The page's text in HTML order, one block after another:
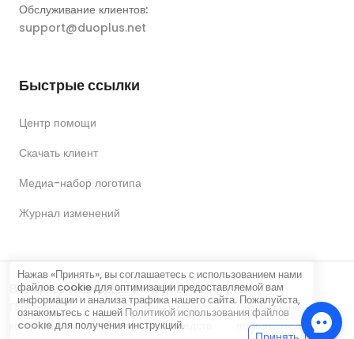
Обслуживание клиентов:
support@duoplus.net
Быстрые ссылки
Центр помощи
Скачать клиент
Медиа-набор логотипа
Журнал изменений
Все права защищены © DUOPLUS PTE. LTD.
Политика
конфиденциальности
Соглашение о
возврате средств
Соглашение
пользователя
Нажав «Принять», вы соглашаетесь с использованием нами
файлов cookie для оптимизации предоставляемой вам
информации и анализа трафика нашего сайта. Пожалуйста,
ознакомьтесь с нашей Политикой использования файлов
cookieдля получения инструкций.